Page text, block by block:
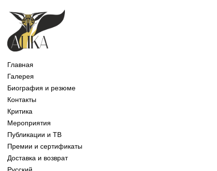
Главная
Галерея
Биография и резюме
Контакты
Критика
Мероприятия
Публикации и ТВ
Премии и сертификаты
Доставка и возврат